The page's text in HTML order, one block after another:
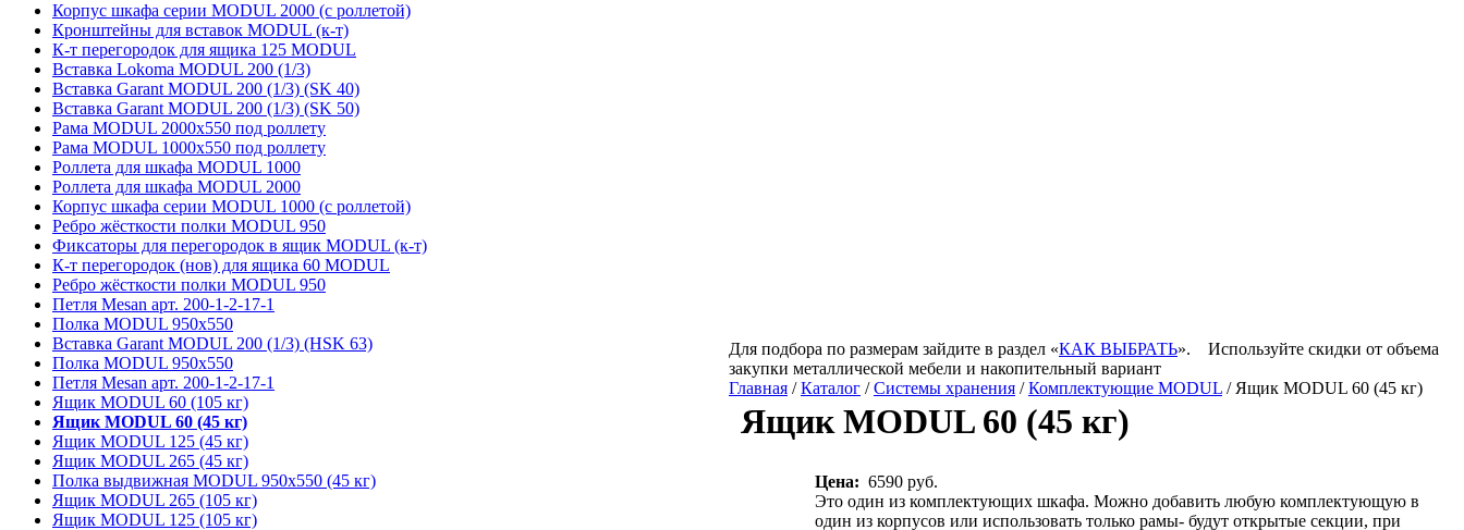
Корпус шкафа серии MODUL 2000 (с роллетой)
Кронштейны для вставок MODUL (к-т)
К-т перегородок для ящика 125 MODUL
Вставка Lokoma MODUL 200 (1/3)
Вставка Garant MODUL 200 (1/3) (SK 40)
Вставка Garant MODUL 200 (1/3) (SK 50)
Рама MODUL 2000х550 под роллету
Рама MODUL 1000х550 под роллету
Роллета для шкафа MODUL 1000
Роллета для шкафа MODUL 2000
Корпус шкафа серии MODUL 1000 (с роллетой)
Ребро жёсткости полки MODUL 950
Фиксаторы для перегородок в ящик MODUL (к-т)
К-т перегородок (нов) для ящика 60 MODUL
Ребро жёсткости полки MODUL 950
Петля Mesan арт. 200-1-2-17-1
Полка MODUL 950х550
Вставка Garant MODUL 200 (1/3) (HSK 63)
Полка MODUL 950х550
Петля Mesan арт. 200-1-2-17-1
Ящик MODUL 60 (105 кг)
Ящик MODUL 60 (45 кг)
Ящик MODUL 125 (45 кг)
Ящик MODUL 265 (45 кг)
Полка выдвижная MODUL 950х550 (45 кг)
Ящик MODUL 265 (105 кг)
Ящик MODUL 125 (105 кг)
Для подбора по размерам зайдите в раздел «КАК ВЫБРАТЬ».
Используйте скидки от объема
закупки металлической мебели и накопительный вариант
Главная /Каталог /Системы хранения /Комплектующие MODUL / Ящик MODUL 60 (45 кг)
Ящик MODUL 60 (45 кг)
Цена: 6590 руб.
Это один из комплектующих шкафа. Можно добавить любую комплектующую в
один из корпусов или использовать только рамы- будут открытые секции, при